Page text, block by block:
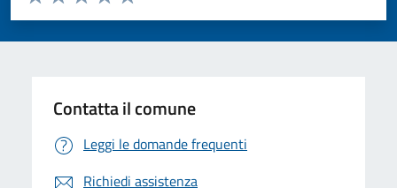
Valuta 5 stelle su 5
Valuta 4 stelle su 5
Valuta 3 stelle su 5
Valuta 2 stelle su 5
Valuta 1 stelle su 5
Contatta il comune
Leggi le domande frequenti
Richiedi assistenza